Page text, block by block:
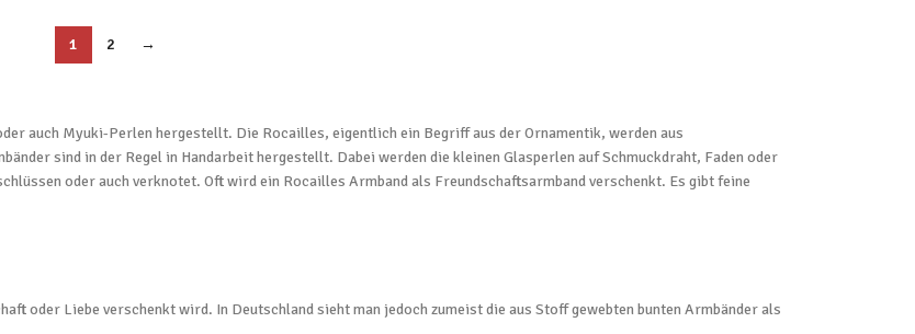
1 2 →
auch Myuki-Perlen hergestellt. Die Rocailles, eigentlich ein Begriff aus der Ornamentik, werden aus
sind in der Regel in Handarbeit hergestellt. Dabei werden die kleinen Glasperlen auf Schmuckdraht, Faden oder
oder auch verknotet. Oft wird ein Rocailles Armband als Freundschaftsarmband verschenkt. Es gibt feine
oder Liebe verschenkt wird. In Deutschland sieht man jedoch zumeist die aus Stoff gewebten bunten Armbänder als